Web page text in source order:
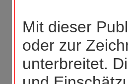
Mit dieser
oder zur
unterbreitet.